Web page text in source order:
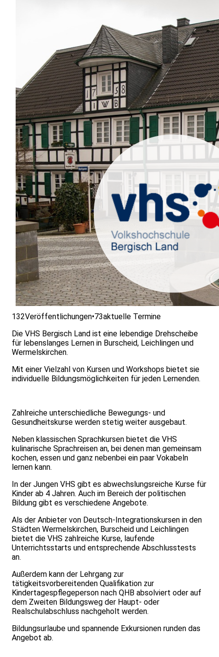
132Veröffentlichungen•73aktuelle Termine
Die VHS Bergisch Land ist eine lebendige Drehscheibe
für lebenslanges Lernen in Burscheid, Leichlingen und
Wermelskirchen.
Mit einer Vielzahl von Kursen und Workshops bietet sie
individuelle Bildungsmöglichkeiten für jeden Lernenden.
Zahlreiche unterschiedliche Bewegungs- und
Gesundheitskurse werden stetig weiter ausgebaut.
Neben klassischen Sprachkursen bietet die VHS
kulinarische Sprachreisen an, bei denen man gemeinsam
kochen, essen und ganz nebenbei ein paar Vokabeln
lernen kann.
In der Jungen VHS gibt es abwechslungsreiche Kurse für
Kinder ab 4 Jahren. Auch im Bereich der politischen
Bildung gibt es verschiedene Angebote.
Als der Anbieter von Deutsch-Integrationskursen in den
Städten Wermelskirchen, Burscheid und Leichlingen
bietet die VHS zahlreiche Kurse, laufende
Unterrichtsstarts und entsprechende Abschlusstests
an.
Außerdem kann der Lehrgang zur
tätigkeitsvorbereitenden Qualifikation zur
Kindertagespflegeperson nach QHB absolviert oder auf
dem Zweiten Bildungsweg der Haupt- oder
Realschulabschluss nachgeholt werden.
Bildungsurlaube und spannende Exkursionen runden das
Angebot ab.